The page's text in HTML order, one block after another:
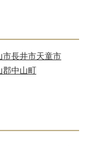
市長井市天童市
郡中山町